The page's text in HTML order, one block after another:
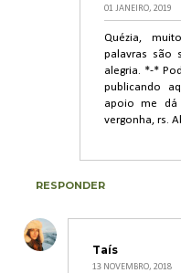
01 JANEIRO, 2019
Quézia,
palavras são
alegria. *-*
publicando
apoio me dá
vergonha, rs.
RESPONDER
Taís
13 NOVEMBRO, 2018